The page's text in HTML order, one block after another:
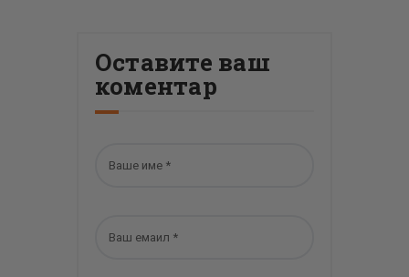
Оставите ваш
коментар